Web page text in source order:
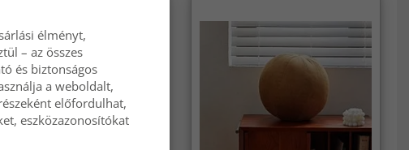
élményt,
– az összes
és biztonságos
a weboldalt,
előfordulhat,
eszközazonosítókat